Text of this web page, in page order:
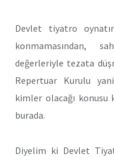
Devlet tiyatro
konmamasından,
değerleriyle tezata
Repertuar Kurulu
kimler olacağı konusu
burada.
Diyelim ki Devlet